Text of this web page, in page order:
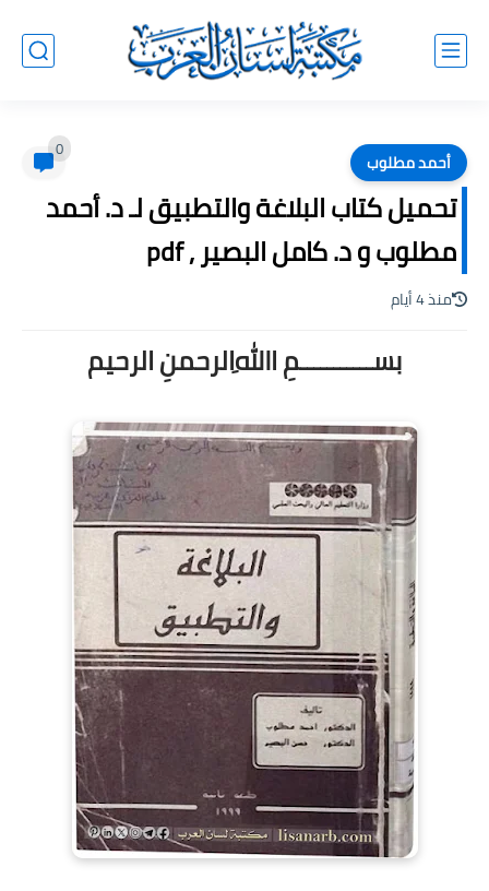
أحمد مطلوب 0
تحميل كتاب البلاغة والتطبيق لـ د. أحمد
مطلوب و د. كامل البصير , pdf
منذ 4 أيام
بســـــــــــمِ اﷲِالرحمنِ الرحيم